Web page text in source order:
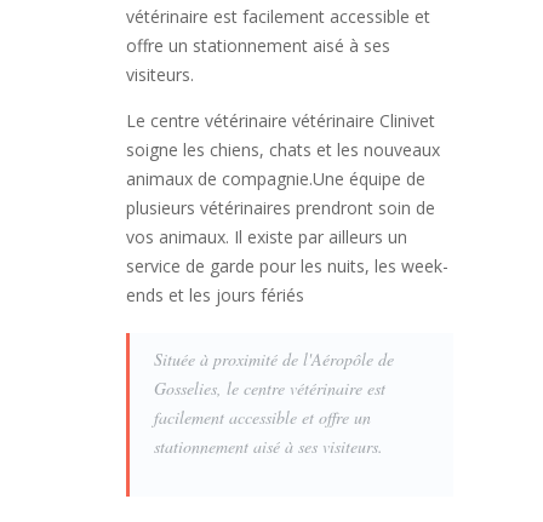
vétérinaire est facilement accessible et
offre un stationnement aisé à ses
visiteurs.
Le centre vétérinaire vétérinaire Clinivet
soigne les chiens, chats et les nouveaux
animaux de compagnie.Une équipe de
plusieurs vétérinaires prendront soin de
vos animaux. Il existe par ailleurs un
service de garde pour les nuits, les week-
ends et les jours fériés
Située à proximité de l'Aéropôle de
Gosselies, le centre vétérinaire est
facilement accessible et offre un
stationnement aisé à ses visiteurs.